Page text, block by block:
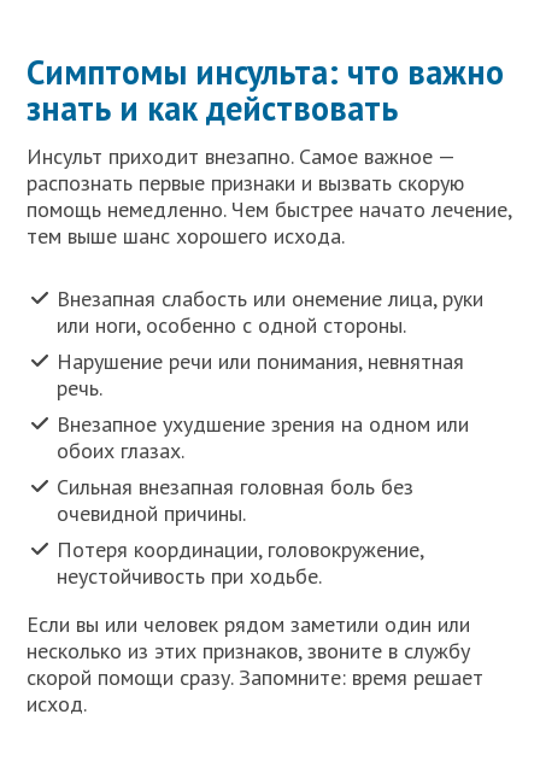
Симптомы инсульта: что важно
знать и как действовать
Инсульт приходит внезапно. Самое важное —
распознать первые признаки и вызвать скорую
помощь немедленно. Чем быстрее начато лечение,
тем выше шанс хорошего исхода.
Внезапная слабость или онемение лица, руки
или ноги, особенно с одной стороны.
Нарушение речи или понимания, невнятная
речь.
Внезапное ухудшение зрения на одном или
обоих глазах.
Сильная внезапная головная боль без
очевидной причины.
Потеря координации, головокружение,
неустойчивость при ходьбе.
Если вы или человек рядом заметили один или
несколько из этих признаков, звоните в службу
скорой помощи сразу. Запомните: время решает
исход.